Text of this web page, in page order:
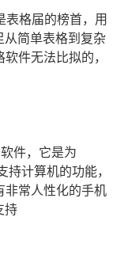
表格届的榜首，用
从简单表格到复杂
件无法比拟的，
件，它是为
持计算机的功能，
非常人性化的手机
持